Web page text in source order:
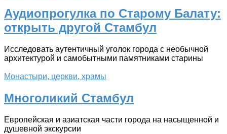
Аудиопрогулка по Старому Балату:
открыть другой Стамбул
Исследовать аутентичный уголок города с необычной
архитектурой и самобытными памятниками старины
Монастыри, церкви, храмы
Многоликий Стамбул
Европейская и азиатская части города на насыщенной и
душевной экскурсии